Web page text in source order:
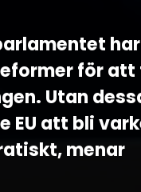
för att
Utan
EU att bli
menar